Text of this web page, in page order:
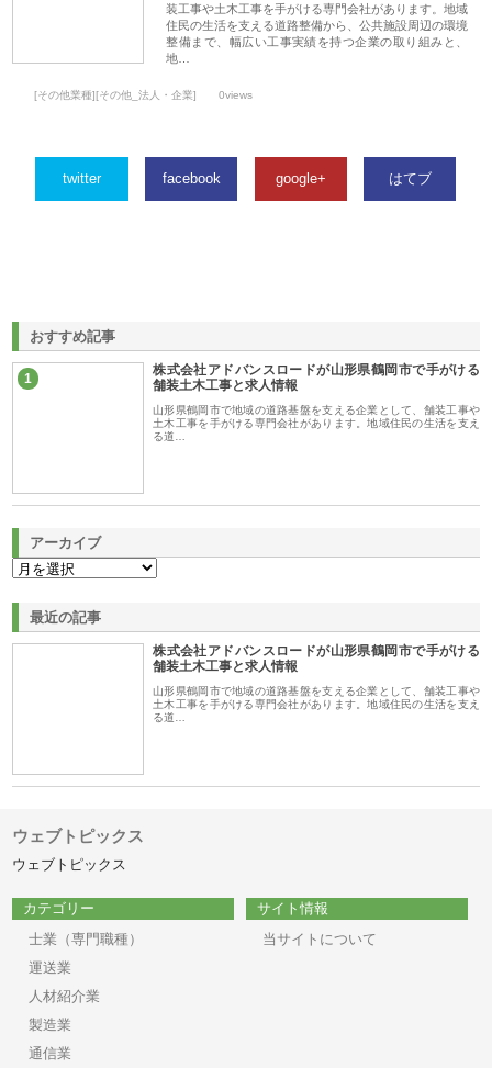
装工事や土木工事を手がける専門会社があります。地域
住民の生活を支える道路整備から、公共施設周辺の環境
整備まで、幅広い工事実績を持つ企業の取り組みと、
地…
[その他業種][その他_法人・企業] 0views
twitter facebook google+ はてブ
おすすめ記事
1
株式会社アドバンスロードが山形県鶴岡市で手がける
舗装土木工事と求人情報
山形県鶴岡市で地域の道路基盤を支える企業として、舗装工事や
土木工事を手がける専門会社があります。地域住民の生活を支え
る道…
アーカイブ
最近の記事
株式会社アドバンスロードが山形県鶴岡市で手がける
舗装土木工事と求人情報
山形県鶴岡市で地域の道路基盤を支える企業として、舗装工事や
土木工事を手がける専門会社があります。地域住民の生活を支え
る道…
ウェブトピックス
ウェブトピックス
カテゴリー
士業（専門職種）
運送業
人材紹介業
製造業
通信業
サイト情報
当サイトについて